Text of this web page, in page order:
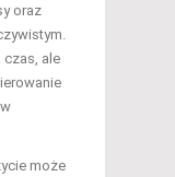
oraz
ale
może